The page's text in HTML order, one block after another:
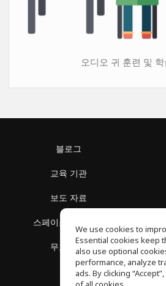
오디오 귀 훈련 및
블로그
교육 기관
보도 자료
스페이스 둘러보기
무료 학습
We use cookies to
Essential cookies keep
also use optional
performance, analyze
ads. By clicking